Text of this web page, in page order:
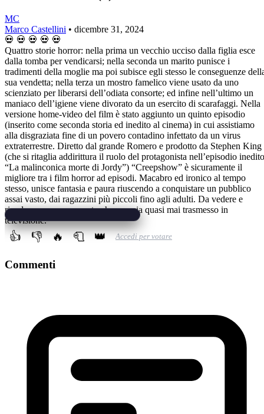
MC
Marco Castellini • dicembre 31, 2024
💀 💀 💀 💀 💀
Quattro storie horror: nella prima un vecchio ucciso dalla figlia esce
dalla tomba per vendicarsi; nella seconda un marito punisce i
tradimenti della moglie ma poi subisce egli stesso le conseguenze
sua vendetta; nella terza un mostro famelico viene usato da uno
scienziato per liberarsi dell’odiata consorte; ed infine nell’ultimo un
maniaco dell’igiene viene divorato da un esercito di scarafaggi. Nella
versione home-video del film è stato aggiunto un quinto episodio
(inserito come seconda storia ed inedito al cinema) in cui assistiamo
alla disgraziata fine di un povero contadino infettato da un virus
extraterrestre. Diretto dal grande Romero e prodotto da Stephen King
(che si ritaglia addirittura il ruolo del protagonista nell’episodio inedito
“La malinconica morte di Jordy”) “Creepshow” è sicuramente il
migliore tra i film horror ad episodi. Macabro ed ironico al tempo
stesso, unisce fantasia e paura riuscendo a conquistare un pubblico
assai vasto, dai ragazzini più piccoli fino agli adulti. Da vedere e
rivedere, un vero peccato che non sia quasi mai trasmesso in
televisione.
👍 👎 🔥 🧻 👑 Accedi per votare
Commenti